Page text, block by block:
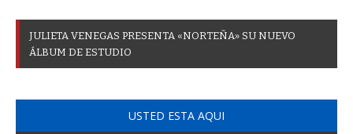
JULIETA VENEGAS PRESENTA «NORTEÑA» SU NUEVO
ÁLBUM DE ESTUDIO
USTED ESTA AQUI